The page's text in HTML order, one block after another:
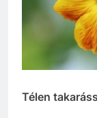
Télen